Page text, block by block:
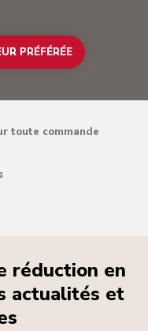
PRÉFÉRÉE
toute commande
réduction en
actualités et